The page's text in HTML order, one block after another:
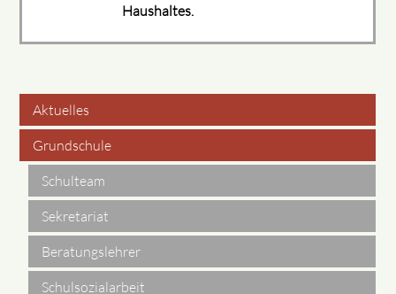
Haushaltes.
Navigation
überspringen
Aktuelles
Grundschule
Schulteam
Sekretariat
Beratungslehrer
Schulsozialarbeit